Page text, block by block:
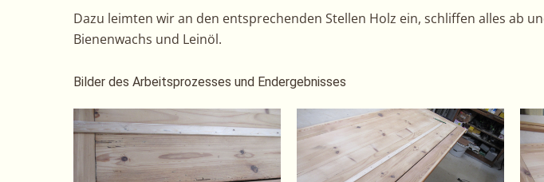
Dazu leimten wir an den entsprechenden Stellen Holz ein, schliffen alles ab
Bienenwachs und Leinöl.
Bilder des Arbeitsprozesses und Endergebnisses